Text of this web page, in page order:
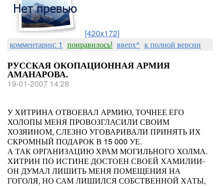
[420x172]
комментарии: 1 понравилось! вверх^ к полной версии
РУССКАЯ ОКОПАЦИОННАЯ АРМИЯ
АМАНАРОВА.
19-01-2007 14:28
У ХИТРИНА ОТВОЕВАЛ АРМИЮ, ТОЧНЕЕ ЕГО
ХОЛОПЫ МЕНЯ ПРОВОЗГЛАСИЛИ СВОИМ
ХОЗЯИНОМ, СЛЕЗНО УГОВАРИВАЛИ ПРИНЯТЬ ИХ
СКРОМНЫЙ ПОДАРОК В 15 000 УЕ.
А ТАК ОРГАНИЗАЦИЮ ХРАМ МОГИЛЬНОГО ХОЛМА.
ХИТРИН ПО ИСТИНЕ ДОСТОЕН СВОЕЙ ХАМИЛИИ-
ОН ДУМАЛ ЛИШИТЬ МЕНЯ ПОМЕЩЕНИЯ НА
ГОГОЛЯ, НО САМ ЛИШИЛСЯ СОБСТВЕННОЙ ХАТЫ,